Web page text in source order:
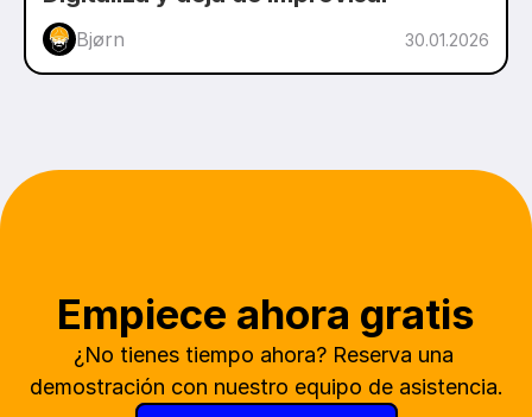
Bjørn 30.01.2026
Empiece ahora gratis
¿No tienes tiempo ahora? Reserva una
demostración con nuestro equipo de asistencia.